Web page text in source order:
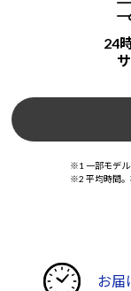
24
※1 一部モデル
※2 平均時間。
お届